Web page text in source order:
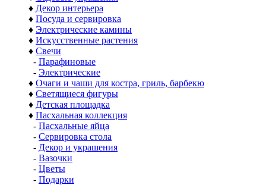
♦ Декор интерьера
♦ Посуда и сервировка
♦ Электрические камины
♦ Искусственные растения
♦ Свечи
- Парафиновые
- Электрические
♦ Очаги и чаши для костра, гриль, барбекю
♦ Светящиеся фигуры
♦ Детская площадка
♦ Пасхальная коллекция
- Пасхальные яйца
- Сервировка стола
- Декор и украшения
- Вазочки
- Цветы
- Подарки